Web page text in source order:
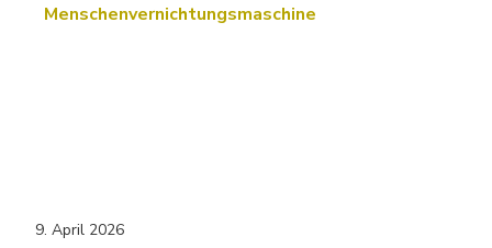
Menschenvernichtungsmaschine
9. April 2026